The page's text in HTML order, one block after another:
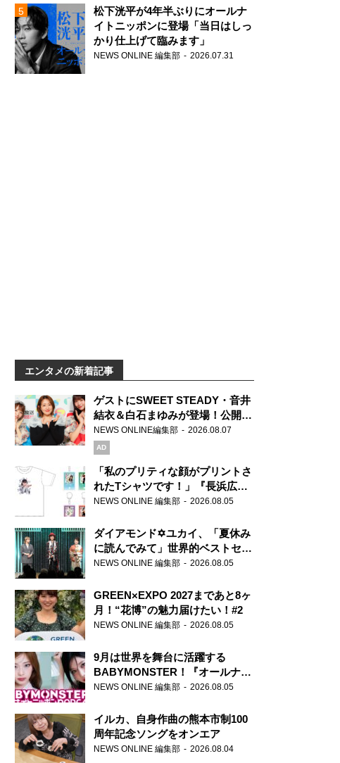
松下洸平が4年半ぶりにオールナ
イトニッポンに登場「当日はしっ
かり仕上げて臨みます」
NEWS ONLINE 編集部 2026.07.31
エンタメの新着記事
ゲストにSWEET STEADY・音井
結衣＆白石まゆみが登場！公開収
録で素顔全開！
NEWS ONLINE編集部 2026.08.07
AD
「私のプリティな顔がプリントさ
れたTシャツです！」『長浜広奈
天下無双』初の番組グッズ発売
NEWS ONLINE 編集部 2026.08.05
ダイアモンド✡ユカイ、「夏休み
に読んでみて」世界的ベストセラ
ー『アナスタシア』を紹介
NEWS ONLINE 編集部 2026.08.05
GREEN×EXPO 2027まであと8ヶ
月！“花博”の魅力届けたい！#2
NEWS ONLINE 編集部 2026.08.05
9月は世界を舞台に活躍する
BABYMONSTER！『オールナイ
トニッポンPODCAST』月替わり
NEWS ONLINE 編集部 2026.08.05
イルカ、自身作曲の熊本市制100
周年記念ソングをオンエア
NEWS ONLINE 編集部 2026.08.04